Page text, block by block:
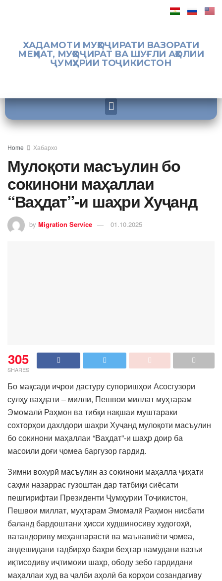
ХАДАМОТИ МУҲОҶИРАТИ ВАЗОРАТИ
МЕҲНАТ, МУҲОҶИРАТ ВА ШУҒЛИ АҲОЛИИ
ҶУМҲУРИИ ТОҶИКИСТОН
Home Хабархо
Мулоқоти масъулин бо
сокинони маҳаллаи
“Ваҳдат”-и шаҳри Хуҷанд
by Migration Service 01.10.2025
305
SHARES
Бо мақсади иҷрои дастуру супоришҳои Асосгузори
сулҳу ваҳдати – миллӣ, Пешвои миллат муҳтарам
Эмомалӣ Раҳмон ва тибқи нақшаи муштараки
сохторҳои дахлдори шаҳри Хуҷанд мулоқоти масъулин
бо сокинони маҳаллаи “Ваҳдат”-и шаҳр доир ба
масоили доғи ҷомеа баргузор гардид.
Зимни вохурӣ масъулин аз сокинони маҳалла ҷиҳати
саҳми назаррас гузоштан дар татбиқи сиёсати
пешгирифтаи Президенти Ҷумҳурии Тоҷикистон,
Пешвои миллат, муҳтарам Эмомалӣ Раҳмон нисбати
баланд бардоштани ҳисси худшиносиву худогоҳӣ,
ватандориву меҳанпарастӣ ва маънавиёти ҷомеа,
андешидани тадбирҳо баҳри беҳтар намудани вазъи
иқтисодиву иҷтимоии шаҳр, ободу зебо гардидани
маҳаллаи худ ва ҷалби аҳолӣ ба корҳои созандагиву